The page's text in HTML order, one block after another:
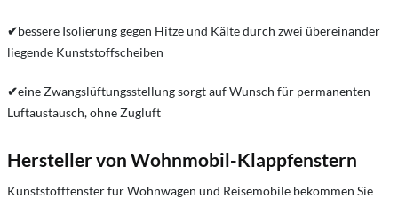
✔bessere Isolierung gegen Hitze und Kälte durch zwei übereinander
liegende Kunststoffscheiben
✔eine Zwangslüftungsstellung sorgt auf Wunsch für permanenten
Luftaustausch, ohne Zugluft
Hersteller von Wohnmobil-Klappfenstern
Kunststofffenster für Wohnwagen und Reisemobile bekommen Sie